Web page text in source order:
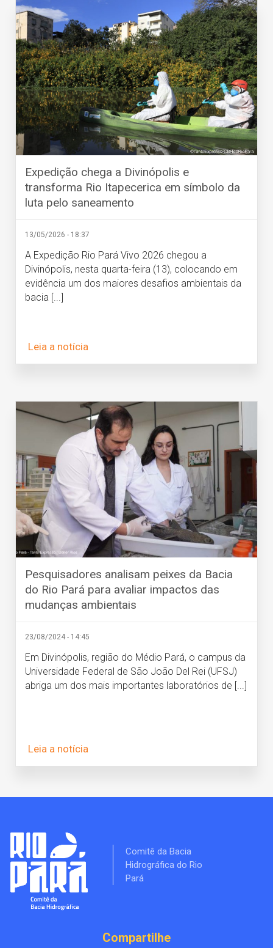
Expedição chega a Divinópolis e
transforma Rio Itapecerica em símbolo da
luta pelo saneamento
13/05/2026 - 18:37
A Expedição Rio Pará Vivo 2026 chegou a
Divinópolis, nesta quarta-feira (13), colocando em
evidência um dos maiores desafios ambientais da
bacia [...]
Leia a notícia
Pesquisadores analisam peixes da Bacia
do Rio Pará para avaliar impactos das
mudanças ambientais
23/08/2024 - 14:45
Em Divinópolis, região do Médio Pará, o campus da
Universidade Federal de São João Del Rei (UFSJ)
abriga um dos mais importantes laboratórios de [...]
Leia a notícia
Comitê da Bacia
Hidrográfica do Rio
Pará
Compartilhe